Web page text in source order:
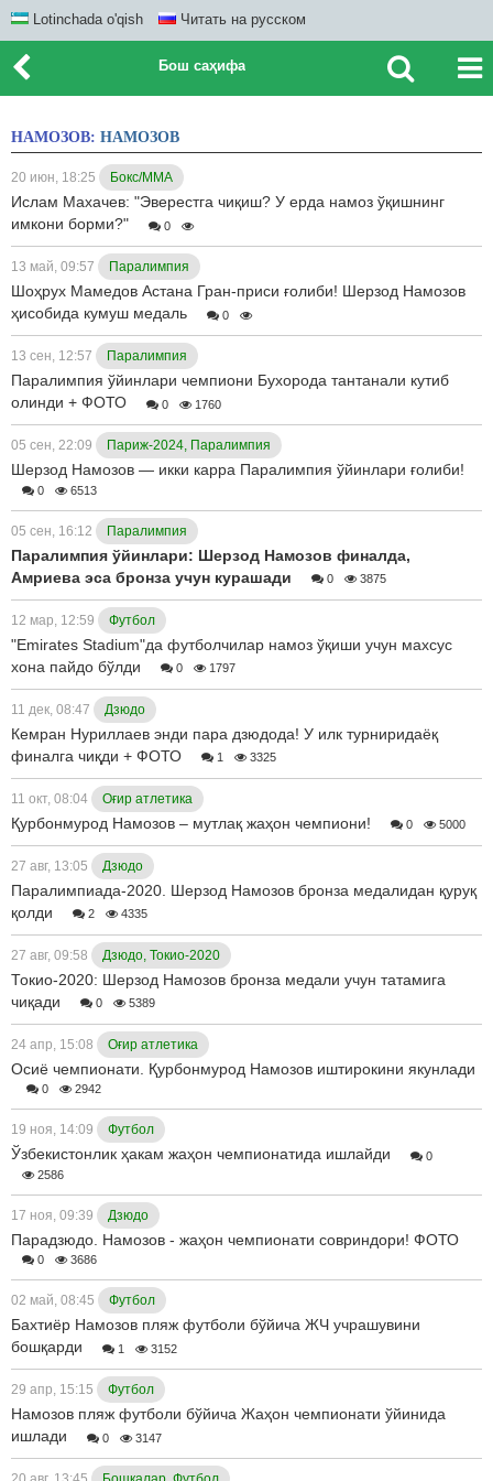
Lotinchada o'qish Читать на русском
Бош саҳифа
НАМОЗОВ: НАМОЗОВ
20 июн, 18:25 Бокс/ММА
Ислам Махачев: "Эверестга чиқиш? У ерда намоз ўқишнинг
имкони борми?"
0
13 май, 09:57 Паралимпия
Шоҳрух Мамедов Астана Гран-приси ғолиби! Шерзод Намозов
ҳисобида кумуш медаль
0
13 сен, 12:57 Паралимпия
Паралимпия ўйинлари чемпиони Бухорода тантанали кутиб
олинди + ФОТО
0 1760
05 сен, 22:09 Париж-2024, Паралимпия
Шерзод Намозов — икки карра Паралимпия ўйинлари ғолиби!
0 6513
05 сен, 16:12 Паралимпия
Паралимпия ўйинлари: Шерзод Намозов финалда,
Амриева эса бронза учун курашади
0 3875
12 мар, 12:59 Футбол
"Emirates Stadium"да футболчилар намоз ўқиши учун махсус
хона пайдо бўлди
0 1797
11 дек, 08:47 Дзюдо
Кемран Нуриллаев энди пара дзюдода! У илк турниридаёқ
финалга чиқди + ФОТО
1 3325
11 окт, 08:04 Оғир атлетика
Қурбонмурод Намозов – мутлақ жаҳон чемпиони! 0 5000
27 авг, 13:05 Дзюдо
Паралимпиада-2020. Шерзод Намозов бронза медалидан қуруқ
қолди
2 4335
27 авг, 09:58 Дзюдо, Токио-2020
Токио-2020: Шерзод Намозов бронза медали учун татамига
чиқади
0 5389
24 апр, 15:08 Оғир атлетика
Осиё чемпионати. Қурбонмурод Намозов иштирокини якунлади
0 2942
19 ноя, 14:09 Футбол
Ўзбекистонлик ҳакам жаҳон чемпионатида ишлайди
0
2586
17 ноя, 09:39 Дзюдо
Парадзюдо. Намозов - жаҳон чемпионати совриндори! ФОТО
0 3686
02 май, 08:45 Футбол
Бахтиёр Намозов пляж футболи бўйича ЖЧ учрашувини
бошқарди
1 3152
29 апр, 15:15 Футбол
Намозов пляж футболи бўйича Жаҳон чемпионати ўйинида
ишлади
0 3147